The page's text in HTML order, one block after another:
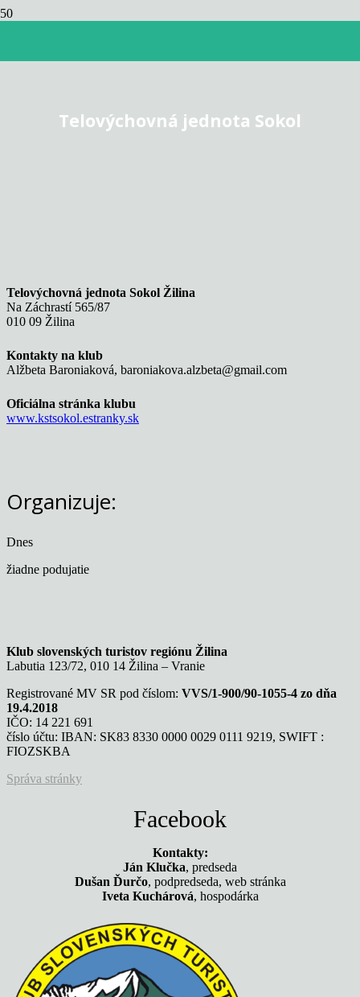
Telovýchovná jednota Sokol
Telovýchovná jednota Sokol Žilina
Na Záchrastí 565/87
010 09 Žilina
Kontakty na klub
Alžbeta Baroniaková, baroniakova.alzbeta@gmail.com
Oficiálna stránka klubu
www.kstsokol.estranky.sk
Organizuje:
Dnes
žiadne podujatie
Klub slovenských turistov regiónu Žilina
Labutia 123/72, 010 14 Žilina – Vranie
Registrované MV SR pod číslom: VVS/1-900/90-1055-4 zo dňa
19.4.2018
IČO: 14 221 691
číslo účtu: IBAN: SK83 8330 0000 0029 0111 9219, SWIFT :
FIOZSKBA
Správa stránky
Facebook
Kontakty:
Ján Klučka, predseda
Dušan Ďurčo, podpredseda, web stránka
Iveta Kuchárová, hospodárka